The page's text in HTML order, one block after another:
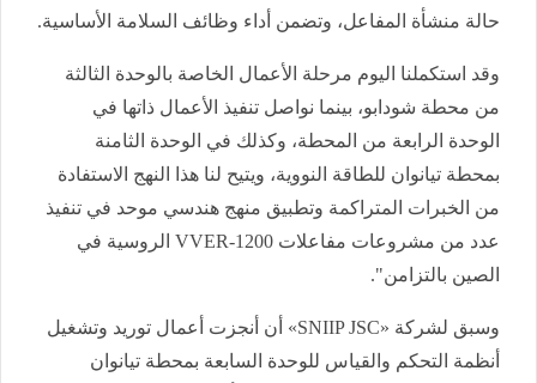
حالة منشأة المفاعل، وتضمن أداء وظائف السلامة الأساسية.
وقد استكملنا اليوم مرحلة الأعمال الخاصة بالوحدة الثالثة
من محطة شودابو، بينما نواصل تنفيذ الأعمال ذاتها في
الوحدة الرابعة من المحطة، وكذلك في الوحدة الثامنة
بمحطة تيانوان للطاقة النووية، ويتيح لنا هذا النهج الاستفادة
من الخبرات المتراكمة وتطبيق منهج هندسي موحد في تنفيذ
عدد من مشروعات مفاعلات VVER-1200 الروسية في
الصين بالتزامن".
وسبق لشركة «SNIIP JSC» أن أنجزت أعمال توريد وتشغيل
أنظمة التحكم والقياس للوحدة السابعة بمحطة تيانوان